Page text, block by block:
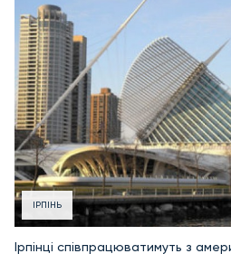
ІРПІНЬ
Ірпінці співпрацюватимуть з